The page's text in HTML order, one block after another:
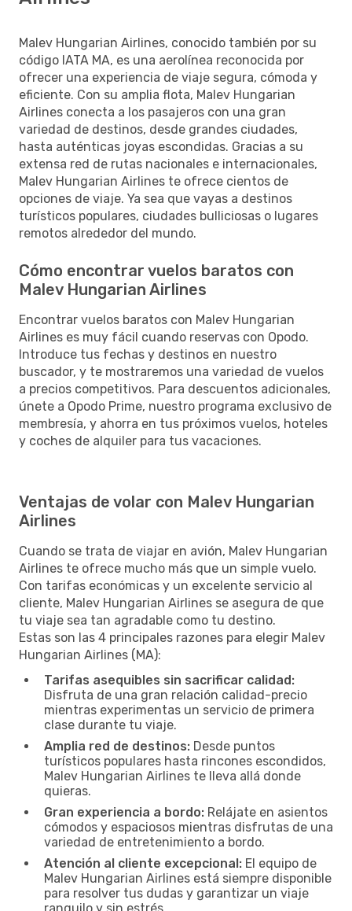
Malev Hungarian Airlines, conocido también por su
código IATA MA, es una aerolínea reconocida por
ofrecer una experiencia de viaje segura, cómoda y
eficiente. Con su amplia flota, Malev Hungarian
Airlines conecta a los pasajeros con una gran
variedad de destinos, desde grandes ciudades,
hasta auténticas joyas escondidas. Gracias a su
extensa red de rutas nacionales e internacionales,
Malev Hungarian Airlines te ofrece cientos de
opciones de viaje. Ya sea que vayas a destinos
turísticos populares, ciudades bulliciosas o lugares
remotos alrededor del mundo.
Cómo encontrar vuelos baratos con
Malev Hungarian Airlines
Encontrar vuelos baratos con Malev Hungarian
Airlines es muy fácil cuando reservas con Opodo.
Introduce tus fechas y destinos en nuestro
buscador, y te mostraremos una variedad de vuelos
a precios competitivos. Para descuentos adicionales,
únete a Opodo Prime, nuestro programa exclusivo de
membresía, y ahorra en tus próximos vuelos, hoteles
y coches de alquiler para tus vacaciones.
Ventajas de volar con Malev Hungarian
Airlines
Cuando se trata de viajar en avión, Malev Hungarian
Airlines te ofrece mucho más que un simple vuelo.
Con tarifas económicas y un excelente servicio al
cliente, Malev Hungarian Airlines se asegura de que
tu viaje sea tan agradable como tu destino.
Estas son las 4 principales razones para elegir Malev
Hungarian Airlines (MA):
Tarifas asequibles sin sacrificar calidad:
Disfruta de una gran relación calidad-precio
mientras experimentas un servicio de primera
clase durante tu viaje.
Amplia red de destinos: Desde puntos
turísticos populares hasta rincones escondidos,
Malev Hungarian Airlines te lleva allá donde
quieras.
Gran experiencia a bordo: Relájate en asientos
cómodos y espaciosos mientras disfrutas de una
variedad de entretenimiento a bordo.
Atención al cliente excepcional: El equipo de
Malev Hungarian Airlines está siempre disponible
para resolver tus dudas y garantizar un viaje